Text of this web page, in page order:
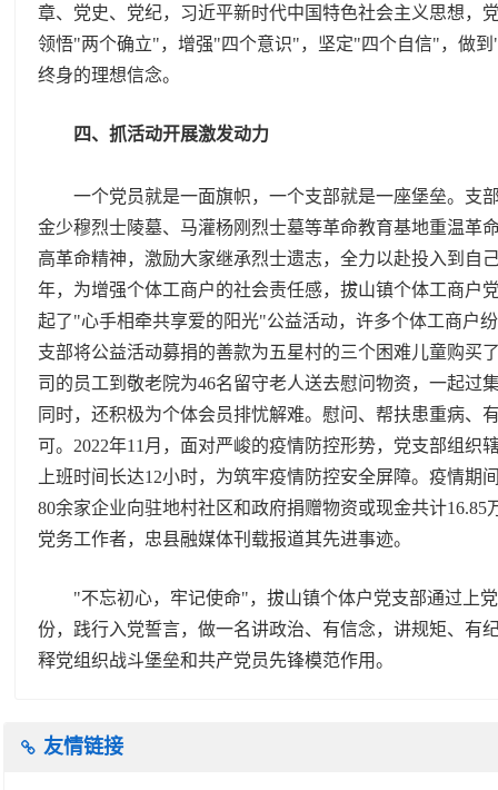
章、党史、党纪，习近平新时代中国特色社会主义思想，
领悟"两个确立"，增强"四个意识"，坚定"四个自信"，做
终身的理想信念。
四、抓活动开展激发动力
一个党员就是一面旗帜，一个支部就是一座堡垒。支
金少穆烈士陵墓、马灌杨刚烈士墓等革命教育基地重温革
高革命精神，激励大家继承烈士遗志，全力以赴投入到自
年，为增强个体工商户的社会责任感，拔山镇个体工商户
起了"心手相牵共享爱的阳光"公益活动，许多个体工商户
支部将公益活动募捐的善款为五星村的三个困难儿童购买
司的员工到敬老院为46名留守老人送去慰问物资，一起过
同时，还积极为个体会员排忧解难。慰问、帮扶患重病
可。2022年11月，面对严峻的疫情防控形势，党支部组
上班时间长达12小时，为筑牢疫情防控安全屏障。疫情
80余家企业向驻地村社区和政府捐赠物资或现金共计
党务工作者，忠县融媒体刊载报道其先进事迹。
"不忘初心，牢记使命"，拔山镇个体户党支部通过上党
份，践行入党誓言，做一名讲政治、有信念，讲规矩、有
释党组织战斗堡垒和共产党员先锋模范作用。
友情链接